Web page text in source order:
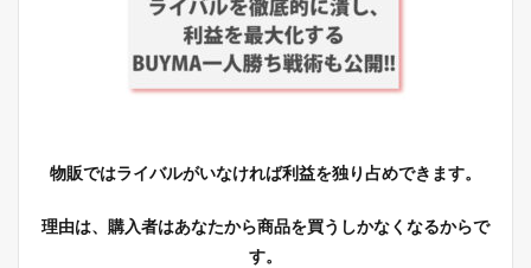
物販ではライバルがいなければ利益を独り占めできます。
理由は、購入者はあなたから商品を買うしかなくなるからで
す。